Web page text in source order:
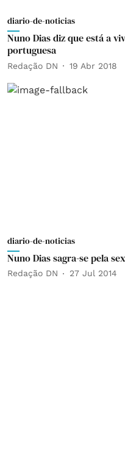
diario-de-noticias
Nuno Dias diz que está a
portuguesa
Redação DN 19 Abr 2018
diario-de-noticias
Nuno Dias sagra-se pela
Redação DN 27 Jul 2014